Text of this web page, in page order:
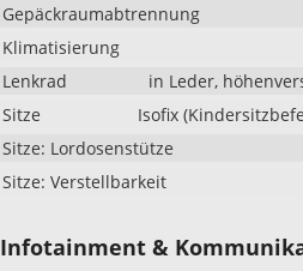
Gepäckraumabtrennung
Klimatisierung
Lenkrad
in Leder,
Sitze
Isofix
Sitze: Lordosenstütze
Sitze: Verstellbarkeit
Infotainment &